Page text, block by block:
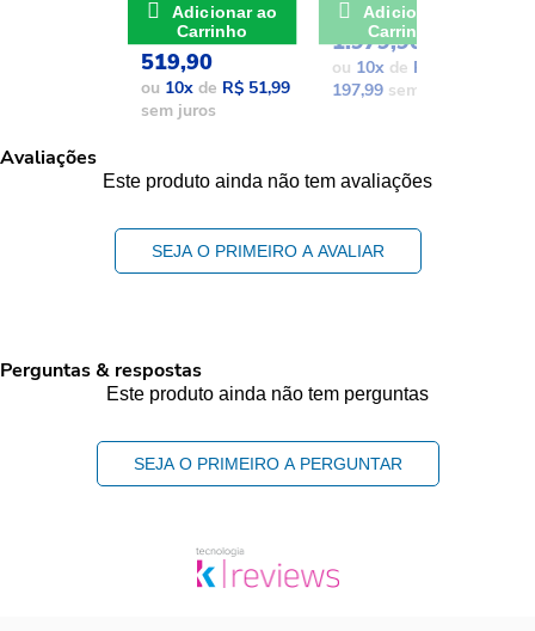
De: R$ 741,17
POR: R$
519,90
ou 10xde R$ 51,99
sem juros
Adicionar ao
Carrinho
POR: R$
1.979,90
ou 10xde R$
197,99sem juros
Carrinho
Avaliações
Este produto ainda não tem avaliações
SEJA O PRIMEIRO A AVALIAR
Perguntas & respostas
Este produto ainda não tem perguntas
SEJA O PRIMEIRO A PERGUNTAR